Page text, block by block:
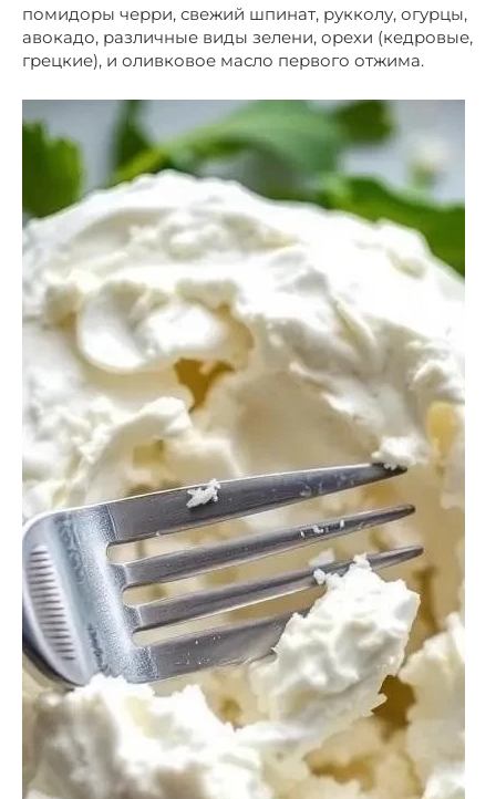
помидоры черри, свежий шпинат, рукколу, огурцы,
авокадо, различные виды зелени, орехи (кедровые,
грецкие), и оливковое масло первого отжима.